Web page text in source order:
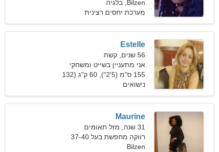
Bilzen, בלגיה
מערכת יחסים רצינית
Estelle
56 שנים, קשת
אני מתעניין בשייט ומשחקי
וידאו
155 ס"מ (5'2"), 60 ק"ג (132
פאונד)
נישואים
Maurine
31 שנה, מזל תאומים
רווקה מחפשת בעל 37-40
Bilzen